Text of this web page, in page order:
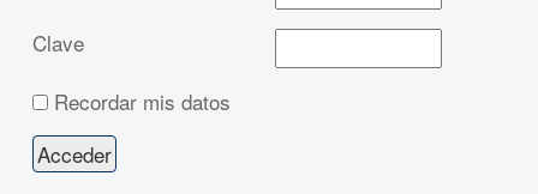
Clave
Recordar mis datos